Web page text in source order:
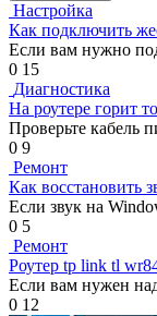
Настройка
Как подключить
Если вам нужно
0 15
Диагностика
На роутере горит
Проверьте кабель
0 9
Ремонт
Как восстановить
Если звук на
0 5
Ремонт
Роутер tp link tl
Если вам нужен
0 12